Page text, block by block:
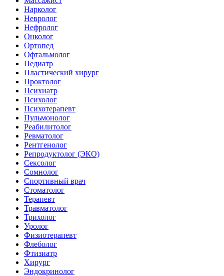
Нарколог
Невролог
Нефролог
Онколог
Ортопед
Офтальмолог
Педиатр
Пластический хирург
Проктолог
Психиатр
Психолог
Психотерапевт
Пульмонолог
Реабилитолог
Ревматолог
Рентгенолог
Репродуктолог (ЭКО)
Сексолог
Сомнолог
Спортивный врач
Стоматолог
Терапевт
Травматолог
Трихолог
Уролог
Физиотерапевт
Флеболог
Фтизиатр
Хирург
Эндокринолог